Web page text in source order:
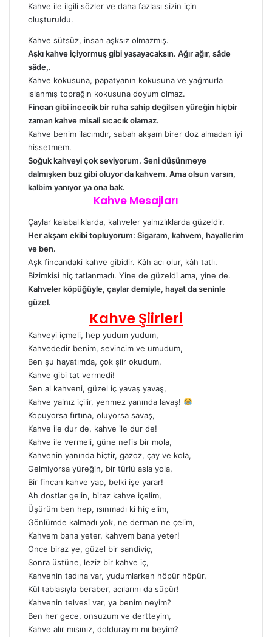
Kahve ile ilgili sözler ve daha fazlası sizin için
oluşturuldu.
Kahve sütsüz, insan aşksız olmazmış.
Aşkı kahve içiyormuş gibi yaşayacaksın. Ağır ağır, sâde
sâde,.
Kahve kokusuna, papatyanın kokusuna ve yağmurla
ıslanmış toprağın kokusuna doyum olmaz.
Fincan gibi incecik bir ruha sahip değilsen yüreğin hiçbir
zaman kahve misali sıcacık olamaz.
Kahve benim ilacımdır, sabah akşam birer doz almadan iyi
hissetmem.
Soğuk kahveyi çok seviyorum. Seni düşünmeye
dalmışken buz gibi oluyor da kahvem. Ama olsun varsın,
kalbim yanıyor ya ona bak.
Kahve Mesajları
Çaylar kalabalıklarda, kahveler yalnızlıklarda güzeldir.
Her akşam ekibi topluyorum: Sigaram, kahvem, hayallerim
ve ben.
Aşk fincandaki kahve gibidir. Kâh acı olur, kâh tatlı.
Bizimkisi hiç tatlanmadı. Yine de güzeldi ama, yine de.
Kahveler köpüğüyle, çaylar demiyle, hayat da seninle
güzel.
Kahve Şiirleri
Kahveyi içmeli, hep yudum yudum,
Kahvededir benim, sevincim ve umudum,
Ben şu hayatımda, çok şiir okudum,
Kahve gibi tat vermedi!
Sen al kahveni, güzel iç yavaş yavaş,
Kahve yalnız içilir, yenmez yanında lavaş!
Kopuyorsa fırtına, oluyorsa savaş,
Kahve ile dur de, kahve ile dur de!
Kahve ile vermeli, güne nefis bir mola,
Kahvenin yanında hiçtir, gazoz, çay ve kola,
Gelmiyorsa yüreğin, bir türlü asla yola,
Bir fincan kahve yap, belki işe yarar!
Ah dostlar gelin, biraz kahve içelim,
Üşürüm ben hep, ısınmadı ki hiç elim,
Gönlümde kalmadı yok, ne derman ne çelim,
Kahvem bana yeter, kahvem bana yeter!
Önce biraz ye, güzel bir sandiviç,
Sonra üstüne, leziz bir kahve iç,
Kahvenin tadına var, yudumlarken höpür höpür,
Kül tablasıyla beraber, acılarını da süpür!
Kahvenin telvesi var, ya benim neyim?
Ben her gece, onsuzum ve dertteyim,
Kahve alır mısınız, doldurayım mı beyim?